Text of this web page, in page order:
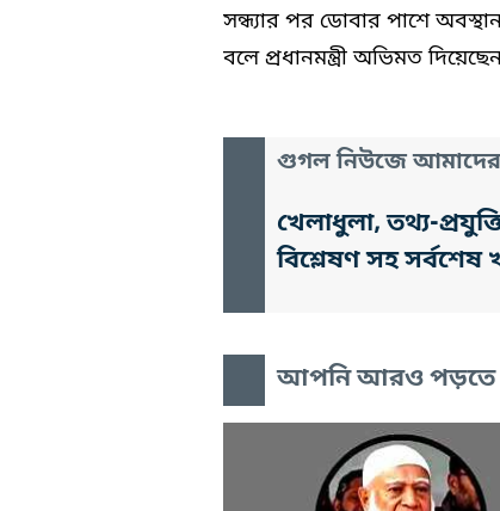
সন্ধ্যার পর ডোবার পাশে
বলে প্রধানমন্ত্রী অভিমত
গুগল নিউজে আমাদের
খেলাধুলা, তথ্য-
বিশ্লেষণ সহ সর্বশেষ
আপনি আরও পড়তে